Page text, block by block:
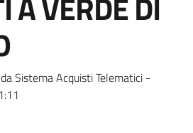
Sistema Acquisti Telematici -